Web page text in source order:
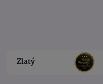
Zlatý